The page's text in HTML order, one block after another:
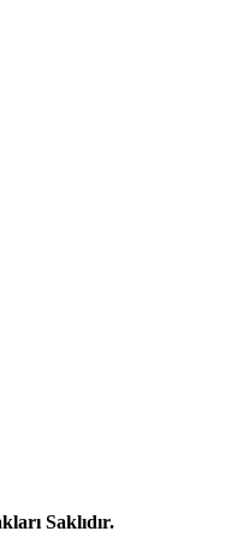
Saklıdır.